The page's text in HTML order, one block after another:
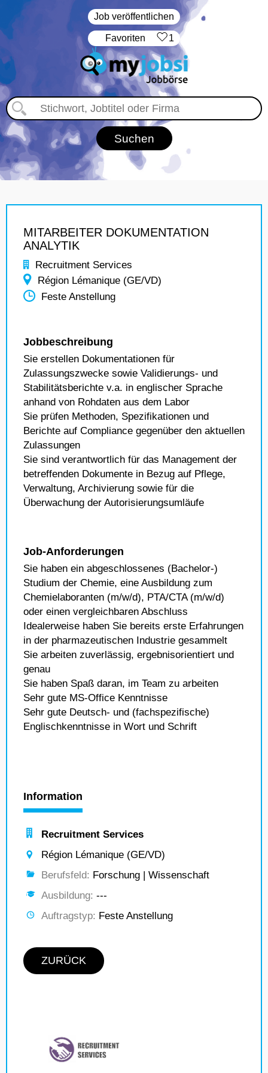
Job veröffentlichen
‏Favoriten 1
MITARBEITER DOKUMENTATION
ANALYTIK
Recruitment Services
Région Lémanique (GE/VD)
Feste Anstellung
Jobbeschreibung
Sie erstellen Dokumentationen für
Zulassungszwecke sowie Validierungs- und
Stabilitätsberichte v.a. in englischer Sprache
anhand von Rohdaten aus dem Labor
Sie prüfen Methoden, Spezifikationen und
Berichte auf Compliance gegenüber den aktuellen
Zulassungen
Sie sind verantwortlich für das Management der
betreffenden Dokumente in Bezug auf Pflege,
Verwaltung, Archivierung sowie für die
Überwachung der Autorisierungsumläufe
Job-Anforderungen
Sie haben ein abgeschlossenes (Bachelor-)
Studium der Chemie, eine Ausbildung zum
Chemielaboranten (m/w/d), PTA/CTA (m/w/d)
oder einen vergleichbaren Abschluss
Idealerweise haben Sie bereits erste Erfahrungen
in der pharmazeutischen Industrie gesammelt
Sie arbeiten zuverlässig, ergebnisorientiert und
genau
Sie haben Spaß daran, im Team zu arbeiten
Sehr gute MS-Office Kenntnisse
Sehr gute Deutsch- und (fachspezifische)
Englischkenntnisse in Wort und Schrift
Information
Recruitment Services
Région Lémanique (GE/VD)
Berufsfeld: Forschung | Wissenschaft
Ausbildung: ---
Auftragstyp: Feste Anstellung
ZURÜCK